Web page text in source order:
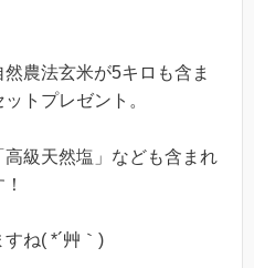
農法玄米が5キロも含ま
トプレゼント。
高級天然塩」なども含まれ
ね( *´艸｀)